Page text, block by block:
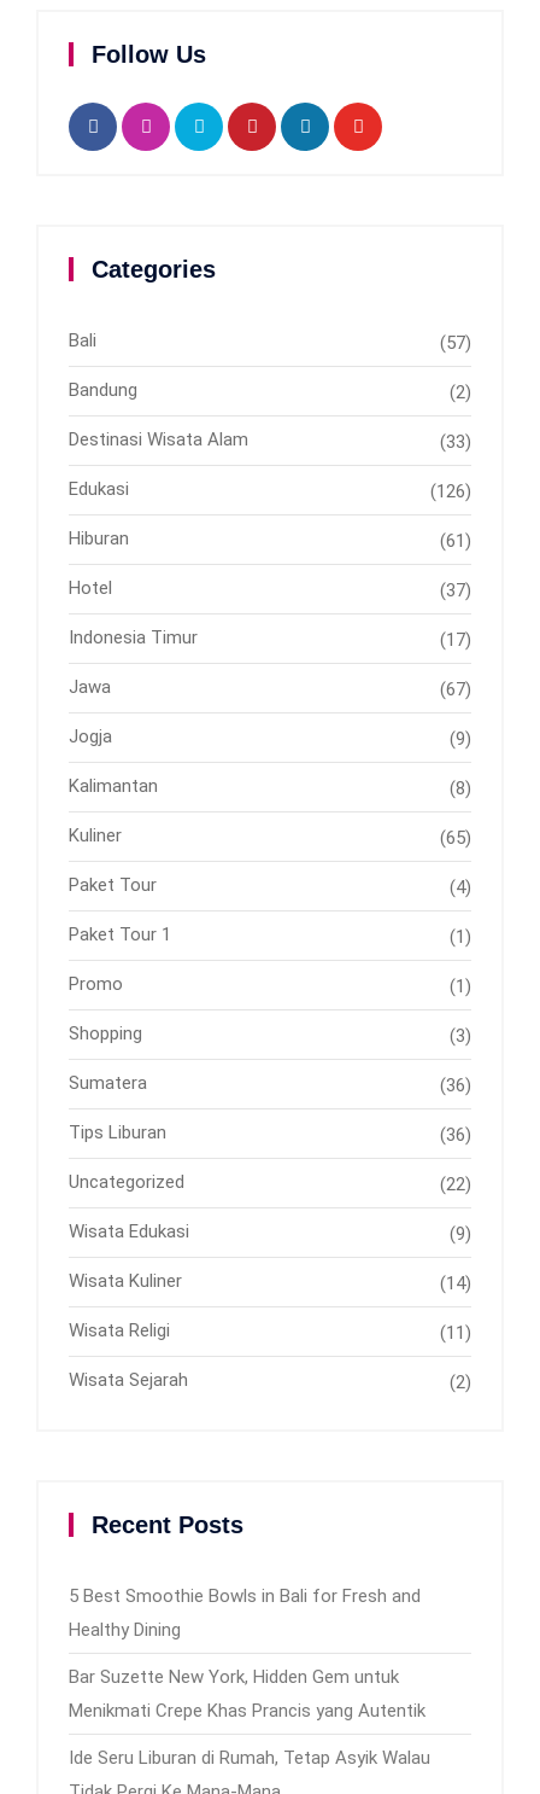
Follow Us
Categories
Bali (57)
Bandung (2)
Destinasi Wisata Alam (33)
Edukasi (126)
Hiburan (61)
Hotel (37)
Indonesia Timur (17)
Jawa (67)
Jogja (9)
Kalimantan (8)
Kuliner (65)
Paket Tour (4)
Paket Tour 1 (1)
Promo (1)
Shopping (3)
Sumatera (36)
Tips Liburan (36)
Uncategorized (22)
Wisata Edukasi (9)
Wisata Kuliner (14)
Wisata Religi (11)
Wisata Sejarah (2)
Recent Posts
5 Best Smoothie Bowls in Bali for Fresh and
Healthy Dining
Bar Suzette New York, Hidden Gem untuk
Menikmati Crepe Khas Prancis yang Autentik
Ide Seru Liburan di Rumah, Tetap Asyik Walau